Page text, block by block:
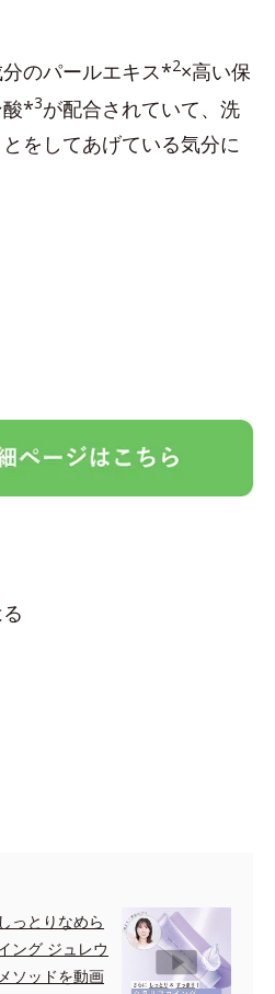
のパールエキス*2×高い保
酸*3が配合されていて、洗
をしてあげている気分に
っとりなめら
ング ジュレウ
ソッドを動画